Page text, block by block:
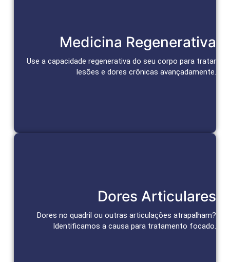
Medicina Regenerativa
Use a capacidade regenerativa do seu corpo para tratar
lesões e dores crônicas avançadamente.
Reparação e Alívio Duradouro
Células-tronco e bioativos reparam tecidos, aceleram a cura
e promovem alívio duradouro da dor.
Agendar Consulta
Dores Articulares
Dores no quadril ou outras articulações atrapalham?
Identificamos a causa para tratamento focado.
Tratamento das Articulações
Abordagens personalizadas para alívio da dor e recuperação
da função articular.
Agendar Consulta